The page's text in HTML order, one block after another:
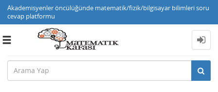
Akademisyenler öncülüğünde matematik/fizik/bilgisayar bilimleri soru
cevap platformu
Toggle